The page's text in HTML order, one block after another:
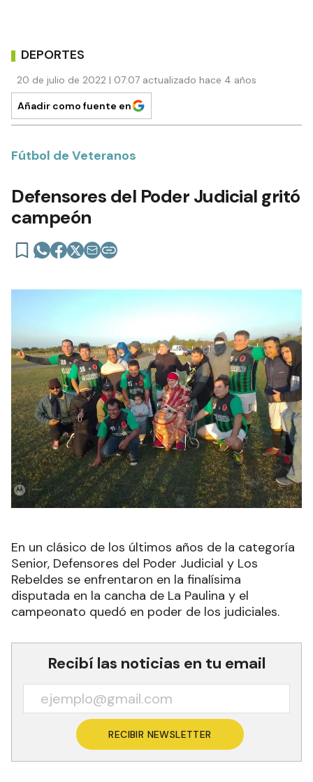
DEPORTES
20 de julio de 2022 | 07:07 actualizado hace 4 años
Añadir como fuente en
Fútbol de Veteranos
Defensores del Poder Judicial gritó
campeón
En un clásico de los últimos años de la categoría
Senior, Defensores del Poder Judicial y Los
Rebeldes se enfrentaron en la finalísima
disputada en la cancha de La Paulina y el
campeonato quedó en poder de los judiciales.
Recibí las noticias en tu email
RECIBIR NEWSLETTER